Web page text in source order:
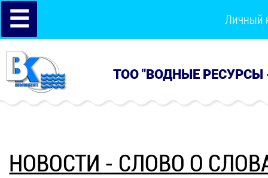
☰ Личный
ТОО "ВОДНЫЕ РЕСУРСЫ
НОВОСТИ - СЛОВО О